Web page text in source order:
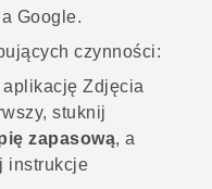
Google.
czynności:
Zdjęcia
stuknij
zapasową, a
instrukcje